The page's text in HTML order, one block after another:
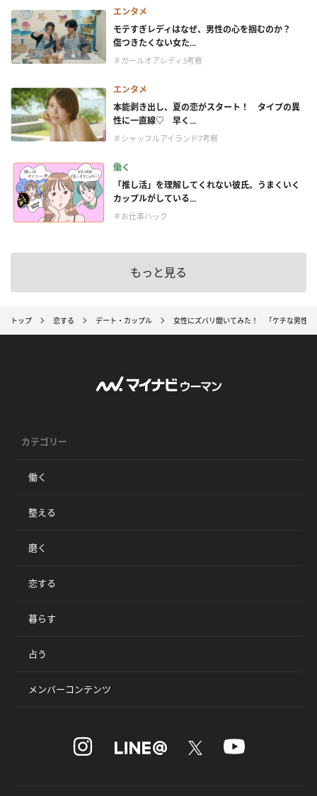
エンタメ
モテすぎレディはなぜ、男性の心を掴むのか？
傷つきたくない女た...
＃ガールオアレディ3考察
エンタメ
本能剥き出し、夏の恋がスタート！ タイプの異
性に一直線♡ 早く...
＃シャッフルアイランド7考察
働く
「推し活」を理解してくれない彼氏。うまくいく
カップルがしている...
＃お仕事ハック
もっと見る
トップ 恋する デート・カップル 女性にズバリ聞いてみた！ 「ケチな男性」
カテゴリー
働く
整える
磨く
恋する
暮らす
占う
メンバーコンテンツ